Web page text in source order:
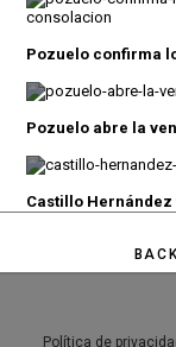
Pozuelo confirma
Pozuelo abre la
Castillo
Política de